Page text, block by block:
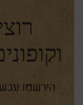
הירשמו